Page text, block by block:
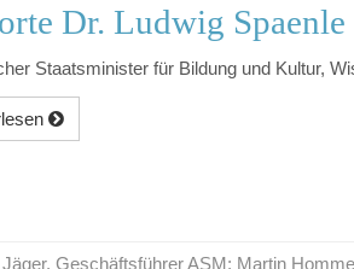
Dr. Ludwig Spaenle
Staatsminister für Bildung und Kultur,
Geschäftsführer ASM; Martin